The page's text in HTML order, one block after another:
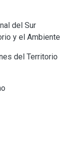
del Sur
y el Ambiente
del Territorio